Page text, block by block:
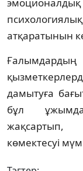
атқаратынын
дамытуға
бұл
жақсартып,
көмектесуі